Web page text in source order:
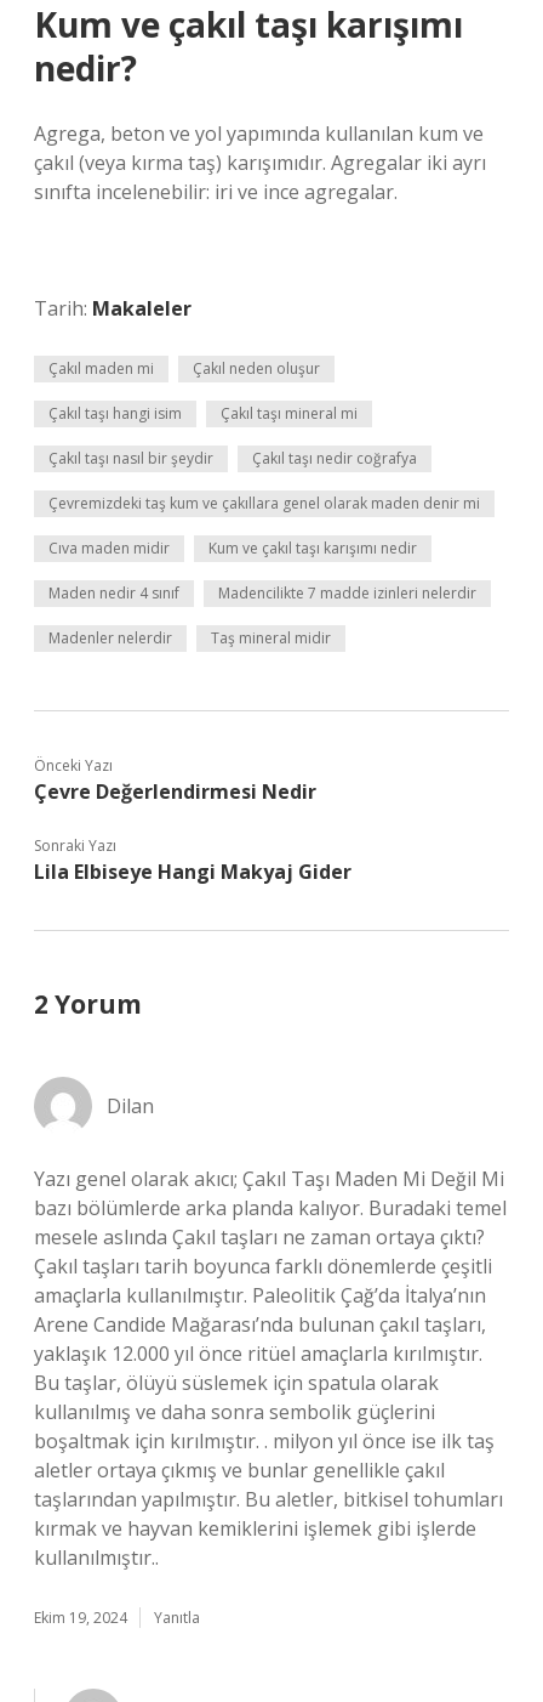
Kum ve çakıl taşı karışımı
nedir?
Agrega, beton ve yol yapımında kullanılan kum ve
çakıl (veya kırma taş) karışımıdır. Agregalar iki ayrı
sınıfta incelenebilir: iri ve ince agregalar.
Tarih: Makaleler
Çakıl maden mi Çakıl neden oluşur
Çakıl taşı hangi isim Çakıl taşı mineral mi
Çakıl taşı nasıl bir şeydir Çakıl taşı nedir coğrafya
Çevremizdeki taş kum ve çakıllara genel olarak maden denir mi
Cıva maden midir Kum ve çakıl taşı karışımı nedir
Maden nedir 4 sınıf Madencilikte 7 madde izinleri nelerdir
Madenler nelerdir Taş mineral midir
Önceki Yazı
Çevre Değerlendirmesi Nedir
Sonraki Yazı
Lila Elbiseye Hangi Makyaj Gider
2 Yorum
Dilan
Yazı genel olarak akıcı; Çakıl Taşı Maden Mi Değil Mi
bazı bölümlerde arka planda kalıyor. Buradaki temel
mesele aslında Çakıl taşları ne zaman ortaya çıktı?
Çakıl taşları tarih boyunca farklı dönemlerde çeşitli
amaçlarla kullanılmıştır. Paleolitik Çağ’da İtalya’nın
Arene Candide Mağarası’nda bulunan çakıl taşları,
yaklaşık 12.000 yıl önce ritüel amaçlarla kırılmıştır.
Bu taşlar, ölüyü süslemek için spatula olarak
kullanılmış ve daha sonra sembolik güçlerini
boşaltmak için kırılmıştır. . milyon yıl önce ise ilk taş
aletler ortaya çıkmış ve bunlar genellikle çakıl
taşlarından yapılmıştır. Bu aletler, bitkisel tohumları
kırmak ve hayvan kemiklerini işlemek gibi işlerde
kullanılmıştır..
Ekim 19, 2024 Yanıtla